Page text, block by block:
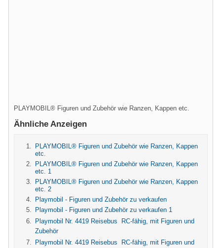
PLAYMOBIL® Figuren und Zubehör wie Ranzen, Kappen etc.
Ähnliche Anzeigen
PLAYMOBIL® Figuren und Zubehör wie Ranzen, Kappen
etc.
PLAYMOBIL® Figuren und Zubehör wie Ranzen, Kappen
etc. 1
PLAYMOBIL® Figuren und Zubehör wie Ranzen, Kappen
etc. 2
Playmobil - Figuren und Zubehör zu verkaufen
Playmobil - Figuren und Zubehör zu verkaufen 1
Playmobil Nr. 4419 Reisebus  RC-fähig, mit Figuren und
Zubehör
Playmobil Nr. 4419 Reisebus  RC-fähig, mit Figuren und